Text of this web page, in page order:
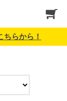
らから！